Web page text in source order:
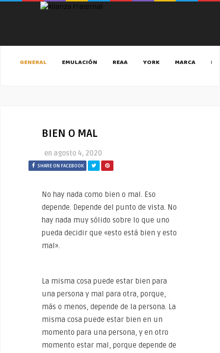
GENERAL EMULACIÓN REAA YORK MARCA
BIEN O MAL
en agosto 4, 2020
SHARE ON FACEBOOK
No hay nada como bien o mal. Eso
depende. Depende del punto de vista. No
hay nada muy sólido sobre lo que uno
pueda decidir que «esto está bien y esto
mal».
La misma cosa puede estar bien para
una persona y mal para otra, porque,
más o menos, depende de la persona. La
misma cosa puede estar bien en un
momento para una persona, y en otro
momento estar mal, porque depende de